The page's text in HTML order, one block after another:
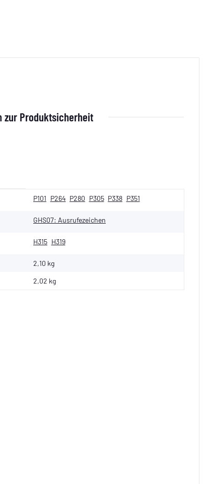
zur Produktsicherheit
P101 P264 P280 P305 P338 P351
GHS07: Ausrufezeichen
H315 H319
2,10 kg
2,02 kg